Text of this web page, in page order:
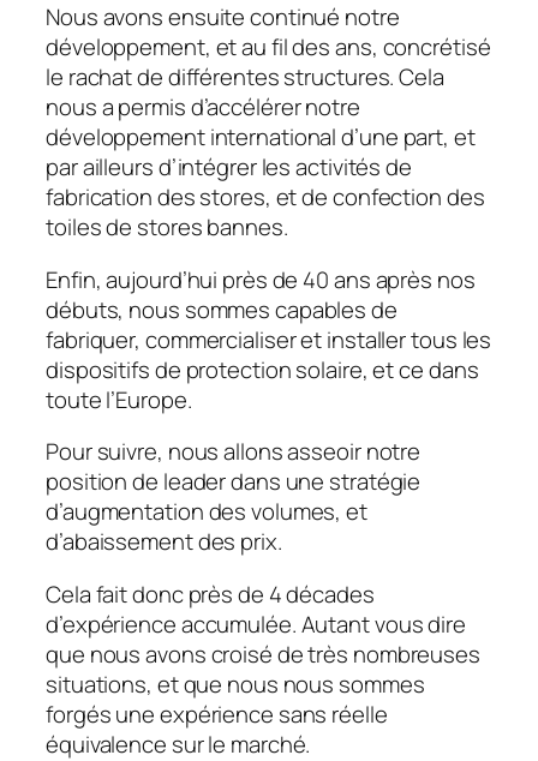
Nous avons ensuite continué notre
développement, et au fil des ans, concrétisé
le rachat de différentes structures. Cela
nous a permis d’accélérer notre
développement international d’une part, et
par ailleurs d’intégrer les activités de
fabrication des stores, et de confection des
toiles de stores bannes.
Enfin, aujourd’hui près de 40 ans après nos
débuts, nous sommes capables de
fabriquer, commercialiser et installer tous les
dispositifs de protection solaire, et ce dans
toute l’Europe.
Pour suivre, nous allons asseoir notre
position de leader dans une stratégie
d’augmentation des volumes, et
d’abaissement des prix.
Cela fait donc près de 4 décades
d’expérience accumulée. Autant vous dire
que nous avons croisé de très nombreuses
situations, et que nous nous sommes
forgés une expérience sans réelle
équivalence sur le marché.